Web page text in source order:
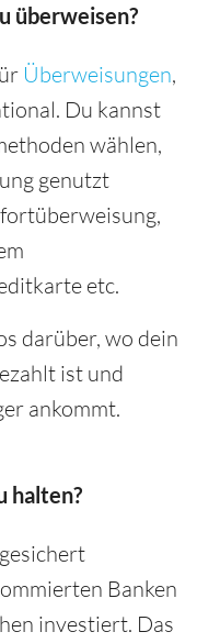
überweisen?
Überweisungen,
Du kannst
wählen,
genutzt
etc.
darüber, wo dein
ist und
ankommt.
halten?
Banken
investiert. Das